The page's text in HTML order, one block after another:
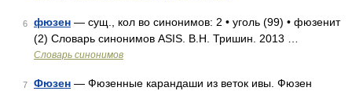
6 фюзен — сущ., кол во синонимов: 2 • уголь (99) • фюзенит
(2) Словарь синонимов ASIS. В.Н. Тришин. 2013 …
Словарь синонимов
7 Фюзен — Фюзенные карандаши из веток ивы. Фюзен